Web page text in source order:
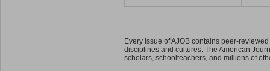
Every issue of AJOB contains peer-
disciplines and cultures. The American
scholars, schoolteachers, and millions of